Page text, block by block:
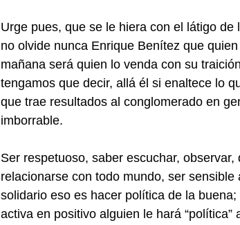
Urge pues, que se le hiera con el látigo
no olvide nunca Enrique Benítez que
mañana será quien lo venda con su
tengamos que decir, allá él si enaltece lo
que trae resultados al conglomerado en
imborrable.
Ser respetuoso, saber escuchar,
relacionarse con todo mundo, ser
solidario eso es hacer política de la
activa en positivo alguien le hará